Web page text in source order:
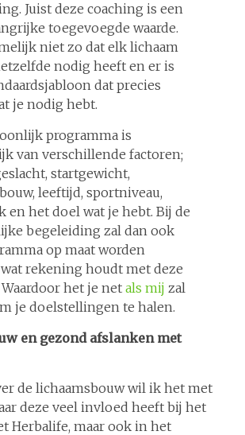
Juist deze coaching is een
toegevoegde waarde.
niet zo dat elk lichaam
nodig heeft en er is
dat precies
je nodig hebt.
programma is
van verschillende factoren;
startgewicht,
leeftijd, sportniveau,
en het doel wat je hebt. Bij de
begeleiding zal dan ook
op maat worden
rekening houdt met deze
het je net als mij zal
je doelstellingen te halen.
en gezond afslanken met
de lichaamsbouw wil ik het met
deze veel invloed heeft bij het
Herbalife, maar ook in het